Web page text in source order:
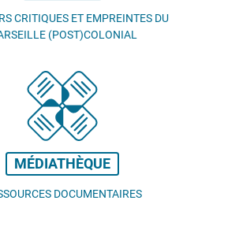
CRITIQUES ET EMPREINTES DU
(POST)COLONIAL
MÉDIATHÈQUE
DOCUMENTAIRES